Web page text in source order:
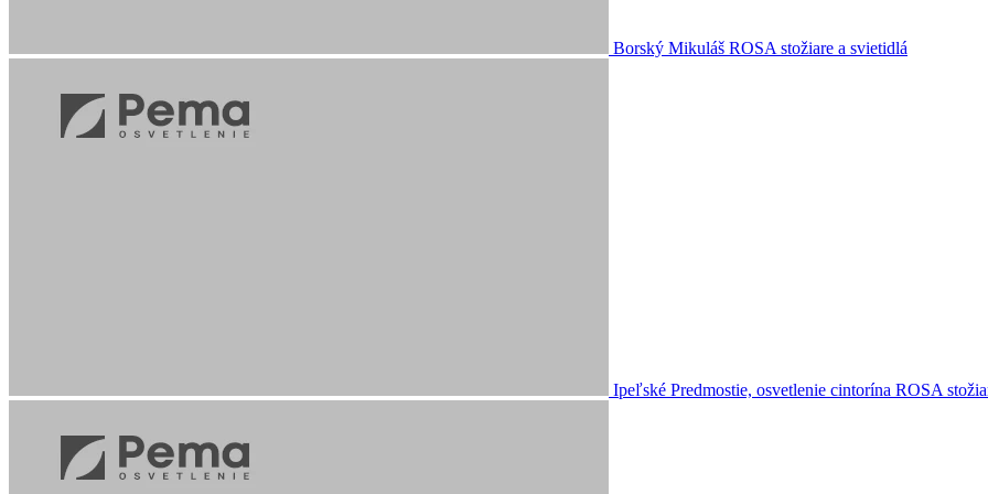
Borský Mikuláš ROSA stožiare a svietidlá
Ipeľské Predmostie, osvetlenie cintorína ROSA